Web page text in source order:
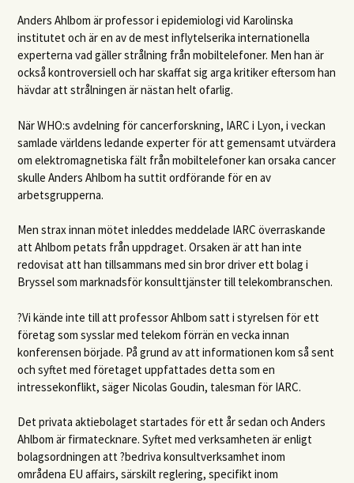
Anders Ahlbom är professor i epidemiologi vid Karolinska
institutet och är en av de mest inflytelserika internationella
experterna vad gäller strålning från mobiltelefoner. Men han är
också kontroversiell och har skaffat sig arga kritiker eftersom han
hävdar att strålningen är nästan helt ofarlig.
När WHO:s avdelning för cancerforskning, IARC i Lyon, i veckan
samlade världens ledande experter för att gemensamt utvärdera
om elektromagnetiska fält från mobiltelefoner kan orsaka cancer
skulle Anders Ahlbom ha suttit ordförande för en av
arbetsgrupperna.
Men strax innan mötet inleddes meddelade IARC överraskande
att Ahlbom petats från uppdraget. Orsaken är att han inte
redovisat att han tillsammans med sin bror driver ett bolag i
Bryssel som marknadsför konsulttjänster till telekombranschen.
?Vi kände inte till att professor Ahlbom satt i styrelsen för ett
företag som sysslar med telekom förrän en vecka innan
konferensen började. På grund av att informationen kom så sent
och syftet med företaget uppfattades detta som en
intressekonflikt, säger Nicolas Goudin, talesman för IARC.
Det privata aktiebolaget startades för ett år sedan och Anders
Ahlbom är firmatecknare. Syftet med verksamheten är enligt
bolagsordningen att ?bedriva konsultverksamhet inom
områdena EU affairs, särskilt reglering, specifikt inom